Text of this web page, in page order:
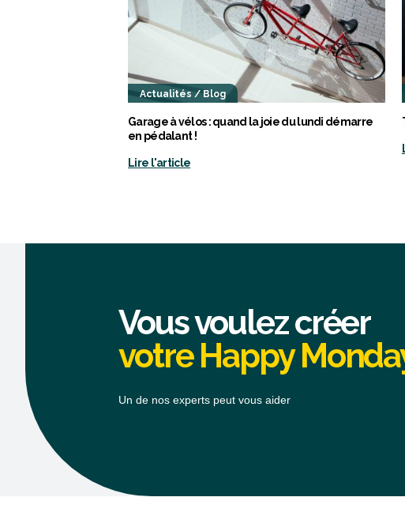
Actualités / Blog
Garage à vélos : quand la joie du lundi démarre
en pédalant !
Lire l'article
Vous voulez créer
votre Happy
Un de nos experts peut vous aider